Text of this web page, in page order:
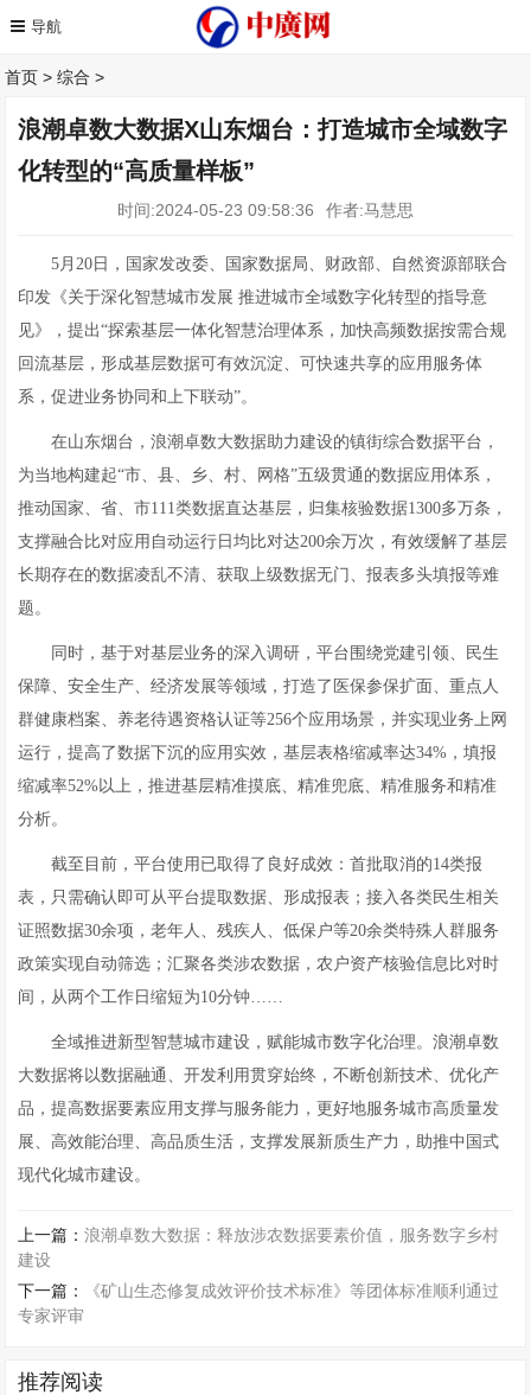
首页 >综合 >
浪潮卓数大数据X山东烟台：打造城市全域数字
化转型的“高质量样板”
时间:2024-05-23 09:58:36 作者:马慧思
5月20日，国家发改委、国家数据局、财政部、自然资源部联合
印发《关于深化智慧城市发展 推进城市全域数字化转型的指导意
见》，提出“探索基层一体化智慧治理体系，加快高频数据按需合规
回流基层，形成基层数据可有效沉淀、可快速共享的应用服务体
系，促进业务协同和上下联动”。
在山东烟台，浪潮卓数大数据助力建设的镇街综合数据平台，
为当地构建起“市、县、乡、村、网格”五级贯通的数据应用体系，
推动国家、省、市111类数据直达基层，归集核验数据1300多万条，
支撑融合比对应用自动运行日均比对达200余万次，有效缓解了基层
长期存在的数据凌乱不清、获取上级数据无门、报表多头填报等难
题。
同时，基于对基层业务的深入调研，平台围绕党建引领、民生
保障、安全生产、经济发展等领域，打造了医保参保扩面、重点人
群健康档案、养老待遇资格认证等256个应用场景，并实现业务上网
运行，提高了数据下沉的应用实效，基层表格缩减率达34%，填报
缩减率52%以上，推进基层精准摸底、精准兜底、精准服务和精准
分析。
截至目前，平台使用已取得了良好成效：首批取消的14类报
表，只需确认即可从平台提取数据、形成报表；接入各类民生相关
证照数据30余项，老年人、残疾人、低保户等20余类特殊人群服务
政策实现自动筛选；汇聚各类涉农数据，农户资产核验信息比对时
间，从两个工作日缩短为10分钟……
全域推进新型智慧城市建设，赋能城市数字化治理。浪潮卓数
大数据将以数据融通、开发利用贯穿始终，不断创新技术、优化产
品，提高数据要素应用支撑与服务能力，更好地服务城市高质量发
展、高效能治理、高品质生活，支撑发展新质生产力，助推中国式
现代化城市建设。
上一篇：浪潮卓数大数据：释放涉农数据要素价值，服务数字乡村
建设
下一篇：
《矿山生态修复成效评价技术标准》等团体标准顺利通过
专家评审
推荐阅读